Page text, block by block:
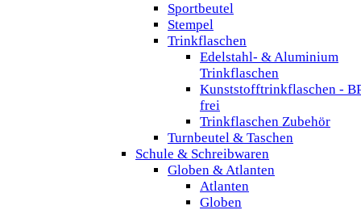
Sportbeutel
Stempel
Trinkflaschen
Edelstahl- & Aluminium
Trinkflaschen
Kunststofftrinkflaschen -
frei
Trinkflaschen Zubehör
Turnbeutel & Taschen
Schule & Schreibwaren
Globen & Atlanten
Atlanten
Globen